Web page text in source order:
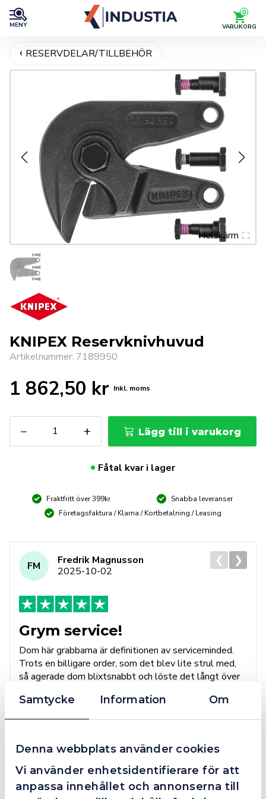
Samtycke Information Om
Denna webbplats använder cookies
Vi använder enhetsidentifierare för att
anpassa innehållet och annonserna till
MENY
0
VARUKORG
RESERVDELAR/TILLBEHÖR
Helskärm
KNIPEX Reservknivhuvud
Artikelnummer: 7189950
1 862,50 kr Inkl. moms
−
Reservknivhuvud
mängd
+ Lägg till i varukorg
Fåtal kvar i lager
Fraktfritt över 399kr
Snabba leveranser
Företagsfaktura / Klarna / Kortbetalning / Leasing
4.4 10 Reviews
FM
Fredrik Magnusson
2025-10-02
Grym service!
Dom här grabbarna är definitionen av serviceminded.
Trots en billigare order, som det blev lite strul med,
så agerade dom blixtsnabbt och löste det långt över
en extra guldstjärna.
❮ ❯